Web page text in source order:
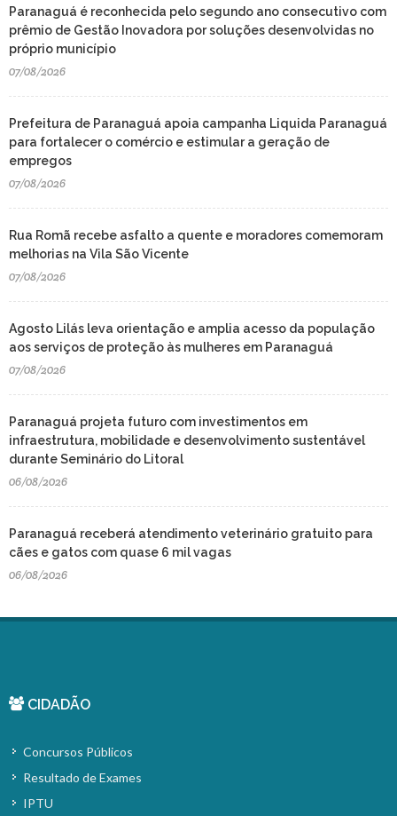
Paranaguá é reconhecida pelo segundo ano consecutivo com
prêmio de Gestão Inovadora por soluções desenvolvidas no
próprio município
07/08/2026
Prefeitura de Paranaguá apoia campanha Liquida Paranaguá
para fortalecer o comércio e estimular a geração de
empregos
07/08/2026
Rua Romã recebe asfalto a quente e moradores comemoram
melhorias na Vila São Vicente
07/08/2026
Agosto Lilás leva orientação e amplia acesso da população
aos serviços de proteção às mulheres em Paranaguá
07/08/2026
Paranaguá projeta futuro com investimentos em
infraestrutura, mobilidade e desenvolvimento sustentável
durante Seminário do Litoral
06/08/2026
Paranaguá receberá atendimento veterinário gratuito para
cães e gatos com quase 6 mil vagas
06/08/2026
CIDADÃO
Concursos Públicos
Resultado de Exames
IPTU